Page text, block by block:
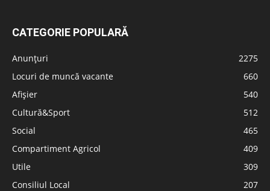
CATEGORIE POPULARĂ
Anunțuri
2275
Locuri de muncă vacante
660
Afișier
540
Cultură&Sport
512
Social
465
Compartiment Agricol
409
Utile
309
Consiliul Local
207